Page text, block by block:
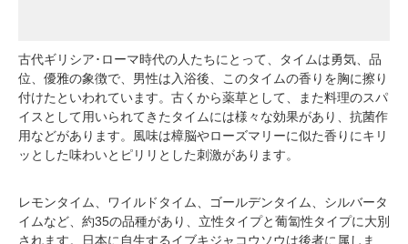
古代ギリシア･ローマ時代の人たちにとって、タイムは勇気、品
位、優雅の象徴で、男性は入浴後、このタイムの香りを胸に擦り
付けたといわれています。古くから薬草として、また料理のスパ
イスとして用いられてきたタイムには様々な効果があり、抗菌作
用などがあります。風味は樟脳やローズマリーに似た香りにキリ
ッとした味わいとピリリとした刺激があります。
レモンタイム、ワイルドタイム、ゴールデンタイム、シルバータ
イムなど、約35の品種があり、立性タイプと葡匐性タイプに大別
されます。日本に自生するイブキジャコウソウは後者に属しま